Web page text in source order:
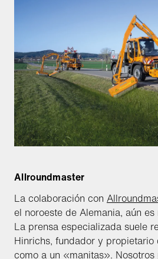
Allroundmaster
La colaboración con
el noroeste de Alemania, aún
La prensa especializada suele
Hinrichs, fundador y propietario
como a un «manitas».